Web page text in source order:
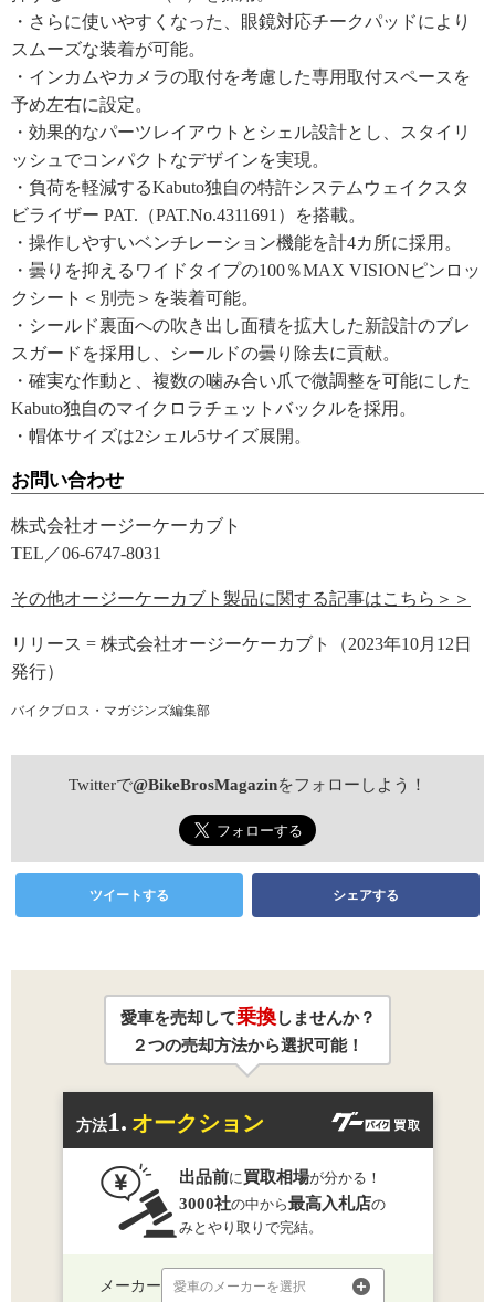
・さらに使いやすくなった、眼鏡対応チークパッドにより
スムーズな装着が可能。
・インカムやカメラの取付を考慮した専用取付スペースを
予め左右に設定。
・効果的なパーツレイアウトとシェル設計とし、スタイリ
ッシュでコンパクトなデザインを実現。
・負荷を軽減するKabuto独自の特許システムウェイクスタ
ビライザー PAT.（PAT.No.4311691）を搭載。
・操作しやすいベンチレーション機能を計4カ所に採用。
・曇りを抑えるワイドタイプの100％MAX VISIONピンロッ
クシート＜別売＞を装着可能。
・シールド裏面への吹き出し面積を拡大した新設計のブレ
スガードを採用し、シールドの曇り除去に貢献。
・確実な作動と、複数の噛み合い爪で微調整を可能にした
Kabuto独自のマイクロラチェットバックルを採用。
・帽体サイズは2シェル5サイズ展開。
お問い合わせ
株式会社オージーケーカブト
TEL／06-6747-8031
その他オージーケーカブト製品に関する記事はこちら＞＞
リリース = 株式会社オージーケーカブト（2023年10月12日
発行）
バイクブロス・マガジンズ編集部
Twitterで@BikeBrosMagazinをフォローしよう！
ツイートする シェアする
愛車を売却して乗換しませんか？
２つの売却方法から選択可能！
方法1. オークション
出品前に 買取相場が分かる！
3000社の中から最高入札店の
みとやり取りで完結。
メーカー 愛車のメーカーを選択